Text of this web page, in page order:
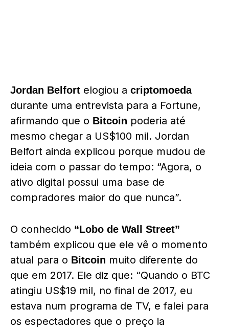
Jordan Belfort elogiou a criptomoeda
durante uma entrevista para a Fortune,
afirmando que o Bitcoin poderia até
mesmo chegar a US$100 mil. Jordan
Belfort ainda explicou porque mudou de
ideia com o passar do tempo: “Agora, o
ativo digital possui uma base de
compradores maior do que nunca”.
O conhecido “Lobo de Wall Street”
também explicou que ele vê o momento
atual para o Bitcoin muito diferente do
que em 2017. Ele diz que: “Quando o BTC
atingiu US$19 mil, no final de 2017, eu
estava num programa de TV, e falei para
os espectadores que o preço ia